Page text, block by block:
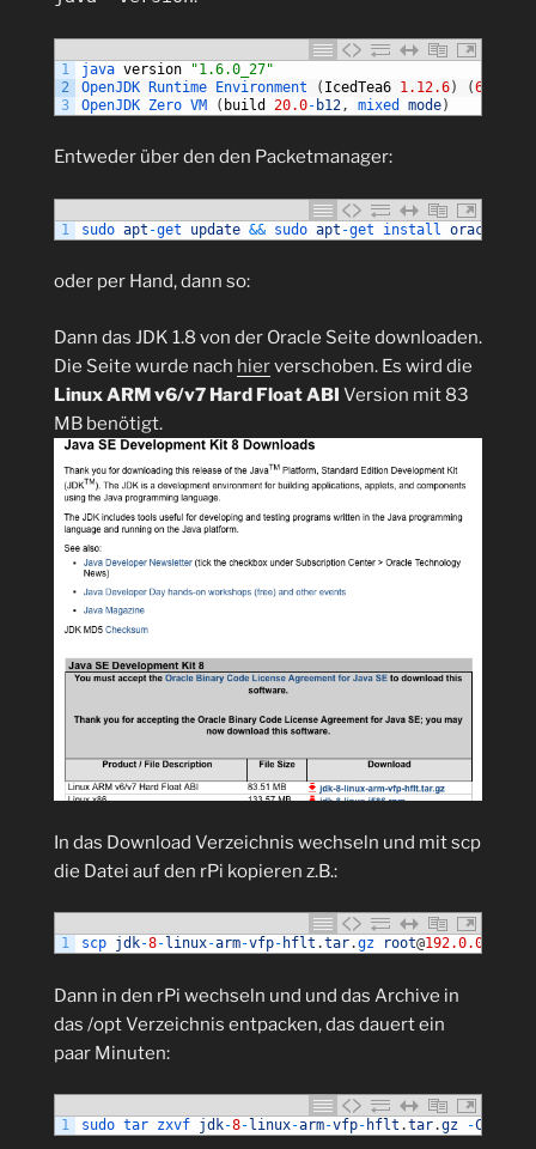
1
2
3
java version
"1.6.0_27"
OpenJDK Runtime Environment ( IcedTea6 1.12.6) (6b27
OpenJDK Zero VM ( build 20.0- b12 , mixed mode)
Entweder über den den Packetmanager:
1 sudo apt -get update && sudo apt -get install oracle
oder per Hand, dann so:
Dann das JDK 1.8 von der Oracle Seite downloaden.
Die Seite wurde nach hierverschoben. Es wird die
Linux ARM v6/v7 Hard Float ABI Version mit 83
MB benötigt.
In das Download Verzeichnis wechseln und mit scp
die Datei auf den rPi kopieren z.B.:
1 scp jdk-8- linux-arm-vfp- hflt .tar.gz root@192.0.0.0
Dann in den rPi wechseln und und das Archive in
das /opt Verzeichnis entpacken, das dauert ein
paar Minuten:
1 sudo tar zxvf jdk-8- linux-arm-vfp- hflt .tar.gz -C